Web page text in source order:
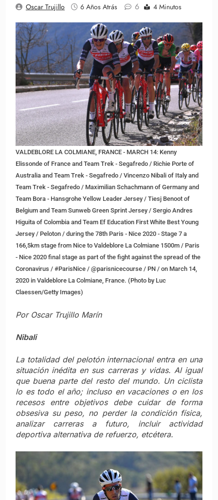
Oscar Trujillo 6 Años Atrás 6 4 Minutos
VALDEBLORE LA COLMIANE, FRANCE - MARCH 14: Kenny
Elissonde of France and Team Trek - Segafredo / Richie Porte of
Australia and Team Trek - Segafredo / Vincenzo Nibali of Italy and
Team Trek - Segafredo / Maximilian Schachmann of Germany and
Team Bora - Hansgrohe Yellow Leader Jersey / Tiesj Benoot of
Belgium and Team Sunweb Green Sprint Jersey / Sergio Andres
Higuita of Colombia and Team Ef Education First White Best Young
Jersey / Peloton / during the 78th Paris - Nice 2020 - Stage 7 a
166,5km stage from Nice to Valdeblore La Colmiane 1500m / Paris
- Nice 2020 final stage as part of the fight against the spread of the
Coronavirus / #ParisNice / @parisnicecourse / PN / on March 14,
2020 in Valdeblore La Colmiane, France. (Photo by Luc
Claessen/Getty Images)
Por Oscar Trujillo Marín
Nibali
La totalidad del pelotón internacional entra en una
situación inédita en sus carreras y vidas. Al igual
que buena parte del resto del mundo. Un ciclista
lo es todo el año; incluso en vacaciones o en los
recesos entre objetivos debe cuidar de forma
obsesiva su peso, no perder la condición física,
analizar carreras a futuro, incluir actividad
deportiva alternativa de refuerzo, etcétera.